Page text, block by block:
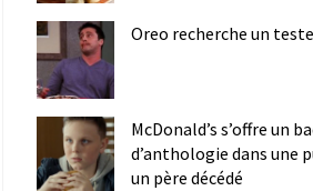
Oreo recherche un
McDonald’s s’offre un
d’anthologie dans une
un père décédé